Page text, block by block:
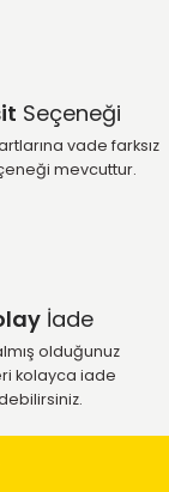
Seçeneği
vade farksız
mevcuttur.
İade
olduğunuz
kolayca iade